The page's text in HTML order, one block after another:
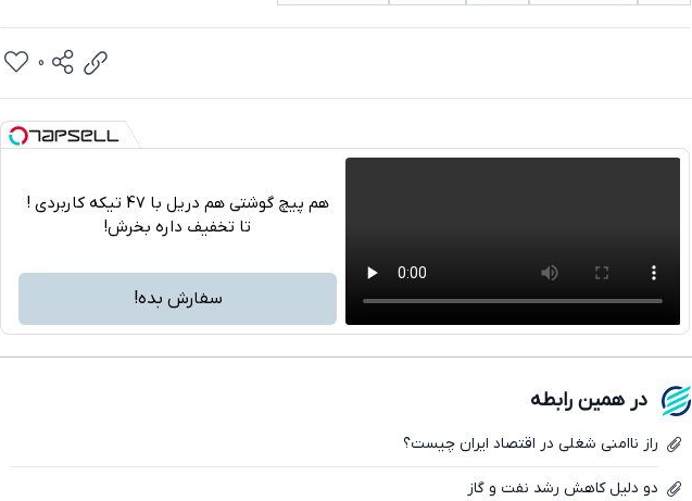
تلگرام
فیسبوک
0
هم پیچ گوشتی هم دریل با 47 تیکه کاربردی !
تا تخفیف داره بخرش!
سفارش بده!
در همین رابطه
راز ناامنی شغلی در اقتصاد ایران چیست؟
دو دلیل کاهش رشد نفت و گاز